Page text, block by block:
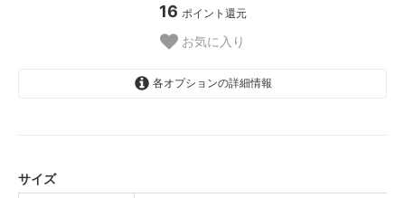
16 ポイント還元
お気に入り
各オプションの詳細情報
L
サイズ